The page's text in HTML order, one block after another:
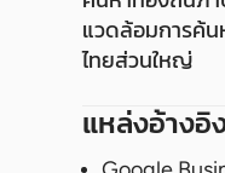
แวดล้อมการค้น
ไทยส่วนใหญ่
แหล่งอ้างอิ